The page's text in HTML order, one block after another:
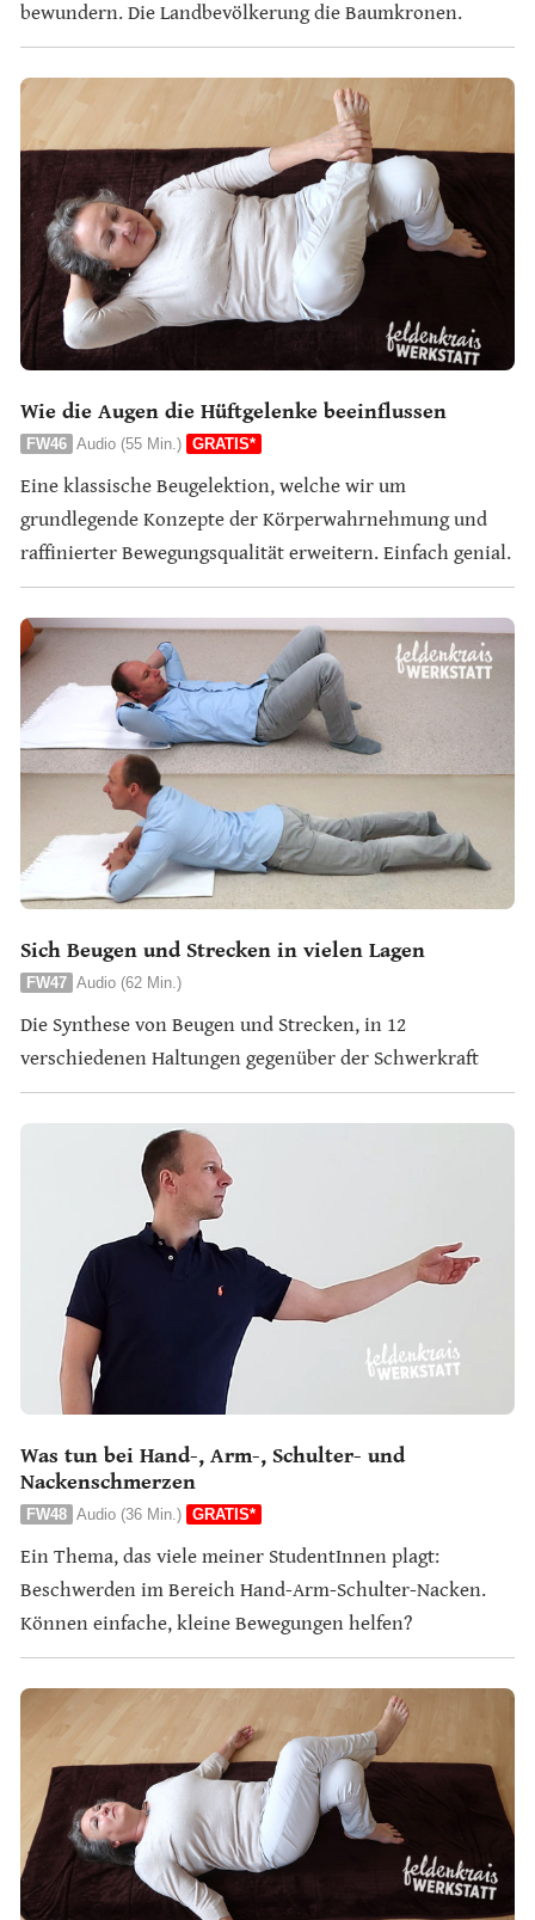
bewundern. Die Landbevölkerung die Baumkronen.
Wie die Augen die Hüftgelenke beeinflussen
FW46 Audio (55 Min.) GRATIS*
Eine klassische Beugelektion, welche wir um
grundlegende Konzepte der Körperwahrnehmung und
raffinierter Bewegungsqualität erweitern. Einfach genial.
Sich Beugen und Strecken in vielen Lagen
FW47 Audio (62 Min.)
Die Synthese von Beugen und Strecken, in 12
verschiedenen Haltungen gegenüber der Schwerkraft
Was tun bei Hand-, Arm-, Schulter- und
Nackenschmerzen
FW48 Audio (36 Min.) GRATIS*
Ein Thema, das viele meiner StudentInnen plagt:
Beschwerden im Bereich Hand-Arm-Schulter-Nacken.
Können einfache, kleine Bewegungen helfen?